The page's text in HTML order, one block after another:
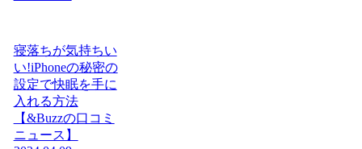
寝落ちが気持ちい
い!iPhoneの秘密の
設定で快眠を手に
入れる方法
【&Buzzの口コミ
ニュース】